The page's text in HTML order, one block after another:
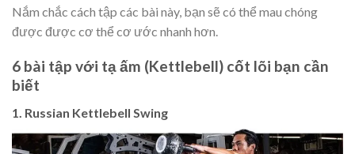
Nắm chắc cách tập các bài này, bạn sẽ có thể mau chóng
được được cơ thể cơ ước nhanh hơn.
6 bài tập với tạ ấm (Kettlebell) cốt lõi bạn cần
biết
1. Russian Kettlebell Swing